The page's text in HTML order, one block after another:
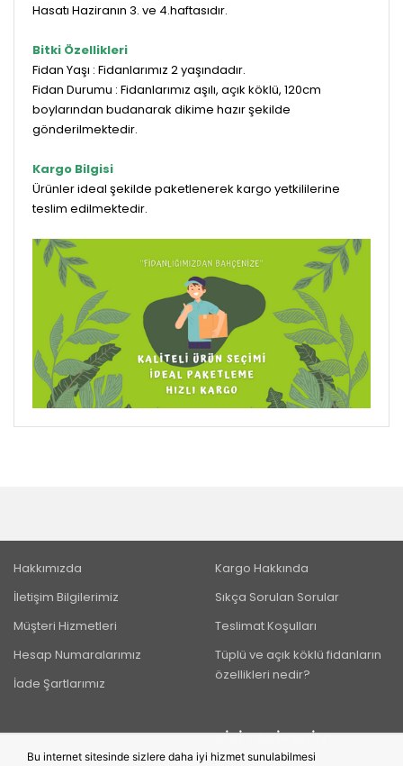
Hasatı Haziranın 3. ve 4.haftasıdır.
Bitki Özellikleri
Fidan Yaşı : Fidanlarımız 2 yaşındadır.
Fidan Durumu : Fidanlarımız aşılı, açık köklü, 120cm
boylarından budanarak dikime hazır şekilde
gönderilmektedir.
Kargo Bilgisi
Ürünler ideal şekilde paketlenerek kargo yetkililerine
teslim edilmektedir.
Hakkımızda
İletişim Bilgilerimiz
Müşteri Hizmetleri
Hesap Numaralarımız
İade Şartlarımız
Kargo Hakkında
Sıkça Sorulan Sorular
Teslimat Koşulları
Tüplü ve açık köklü fidanların
özellikleri nedir?
BIZI TAKIP EDIN
Bu internet sitesinde sizlere daha iyi hizmet sunulabilmesi